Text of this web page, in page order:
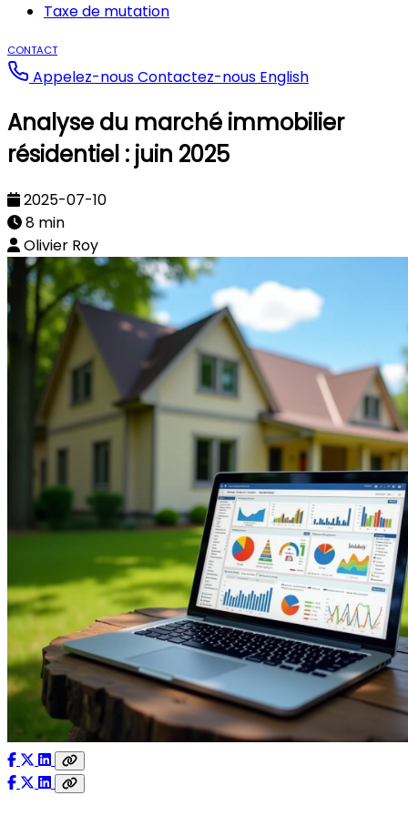
Taxe de mutation
CONTACT
Appelez-nousContactez-nous English
Analyse du marché immobilier
résidentiel : juin 2025
2025-07-10
8 min
Olivier Roy